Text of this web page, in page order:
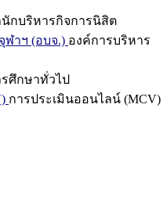
นักบริหารกิจการนิสิต
ฬาฯ (อบจ.) องค์การบริหาร
ศึกษาทั่วไป
การประเมินออนไลน์ (MCV)